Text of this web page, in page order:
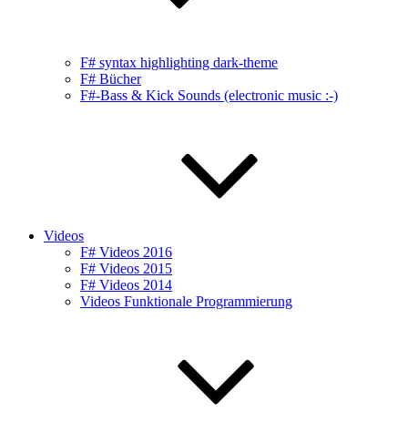
F# syntax highlighting dark-theme
F# Bücher
F#-Bass & Kick Sounds (electronic music :-)
Videos
F# Videos 2016
F# Videos 2015
F# Videos 2014
Videos Funktionale Programmierung